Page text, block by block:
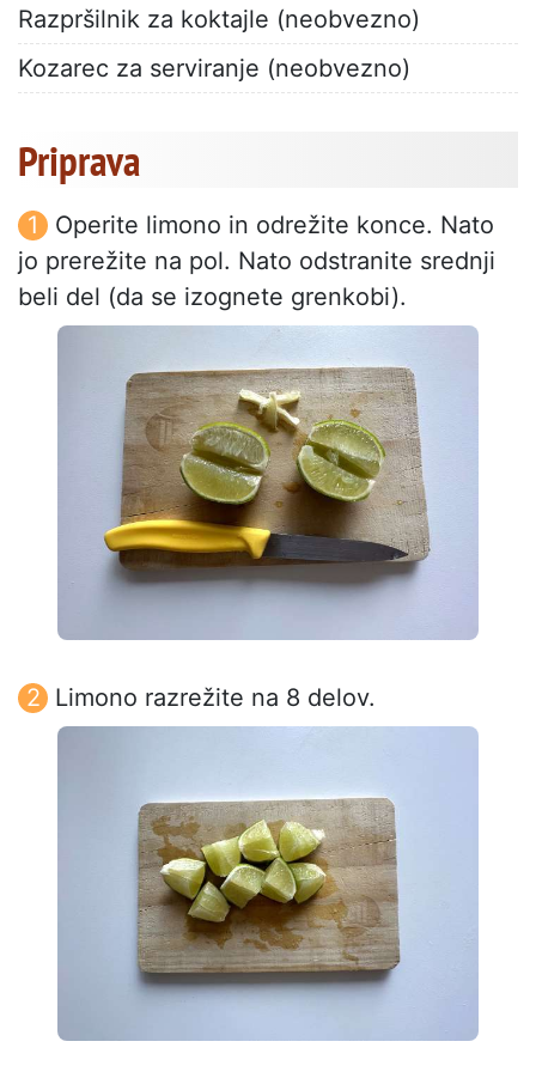
Razpršilnik za koktajle (neobvezno)
Kozarec za serviranje (neobvezno)
Priprava
Operite limono in odrežite konce. Nato
jo prerežite na pol. Nato odstranite srednji
beli del (da se izognete grenkobi).
Limono razrežite na 8 delov.